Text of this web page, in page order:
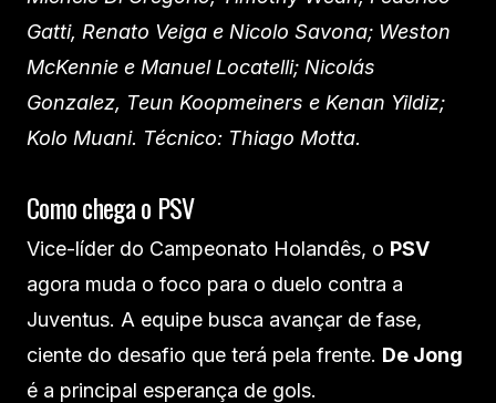
Gatti, Renato Veiga e Nicolo Savona; Weston
McKennie e Manuel Locatelli; Nicolás
Gonzalez, Teun Koopmeiners e Kenan Yildiz;
Kolo Muani. Técnico: Thiago Motta.
Como chega o PSV
Vice-líder do Campeonato Holandês, o PSV
agora muda o foco para o duelo contra a
Juventus. A equipe busca avançar de fase,
ciente do desafio que terá pela frente. De Jong
é a principal esperança de gols.